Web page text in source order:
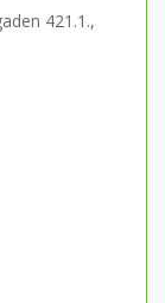
421.1.,